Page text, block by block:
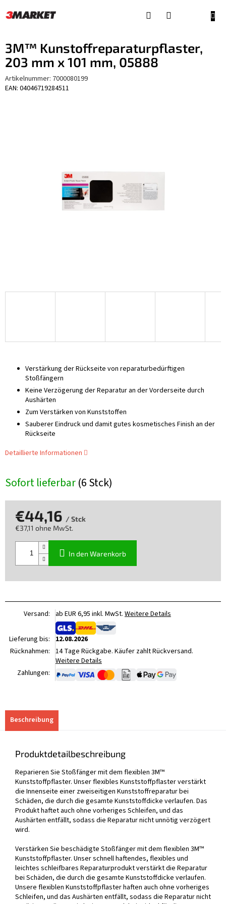
Inhalt
3M™ Kunstoffreparaturpflaster,
203 mm x 101 mm, 05888
Artikelnummer: 7000080199
EAN: 04046719284511
Sofort lieferbar(6 Stck)
Verstärkung der Rückseite von reparaturbedürftigen
Stoßfängern
Keine Verzögerung der Reparatur an der Vorderseite durch
Aushärten
Zum Verstärken von Kunststoffen
Sauberer Eindruck und damit gutes kosmetisches Finish an der
Rückseite
Detaillierte Informationen
€44,16 / Stck
€37,11 ohne MwSt.
In den Warenkorb
Versand: ab EUR 6,95 inkl. MwSt. Weitere Details
Lieferung bis:
12.08.2026
Rücknahmen: 14 Tage Rückgabe. Käufer zahlt Rückversand.
Weitere Details
Zahlungen:
Beschreibung
Produktdetailbeschreibung
Reparieren Sie Stoßfänger mit dem flexiblen 3M™
Kunststoffpflaster. Unser flexibles Kunststoffpflaster verstärkt
die Innenseite einer zweiseitigen Kunststoffreparatur bei
Schäden, die durch die gesamte Kunststoffdicke verlaufen. Das
Produkt haftet auch ohne vorheriges Schleifen, und das
Aushärten entfällt, sodass die Reparatur nicht unnötig verzögert
wird.
Verstärken Sie beschädigte Stoßfänger mit dem flexiblen 3M™
Kunststoffpflaster. Unser schnell haftendes, flexibles und
leichtes schleifbares Reparaturprodukt verstärkt die Reparatur
bei Schäden, die durch die gesamte Kunststoffdicke verlaufen.
Unsere flexiblen Kunststoffpflaster haften auch ohne vorheriges
Schleifen, und das Aushärten entfällt, sodass die Reparatur nicht